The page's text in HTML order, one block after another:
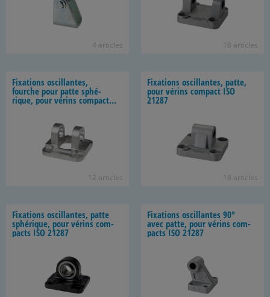
4 ar­ticles 18 ar­ticles
Fixa­tions os­cil­lantes,
fourche pour patte sphé­
rique, pour vé­rins com­pacts
12 ar­ticles
Fixa­tions os­cil­lantes, patte,
pour vé­rins com­pact ISO
21287
18 ar­ticles
Fixa­tions os­cil­lantes, patte
sphé­rique, pour vé­rins com­
pacts ISO 21287
Fixa­tions os­cil­lantes 90°
avec patte, pour vé­rins com­
pacts ISO 21287